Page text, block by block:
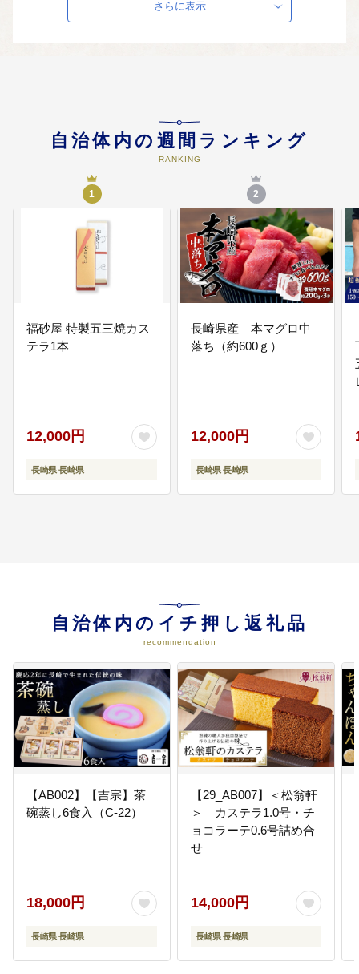
その他主要施策全般
さらに表示
自治体内の週間ランキング
RANKING
1
福砂屋 特製五三焼カス
テラ1本
12,000円
長崎県 長崎県
2
長崎県産 本マグロ中
落ち（約600ｇ）
12,000円
長崎県 長崎県
自治体内のイチ押し返礼品
recommendation
【AB002】【吉宗】茶
碗蒸し6食入（C-22）
18,000円
長崎県 長崎県
【29_AB007】＜松翁軒
＞ カステラ1.0号・チ
ョコラーテ0.6号詰め合
せ
14,000円
長崎県 長崎県